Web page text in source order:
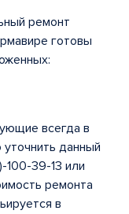
ремонт
готовы
всегда в
данный
100-39-13 или
ремонта
в